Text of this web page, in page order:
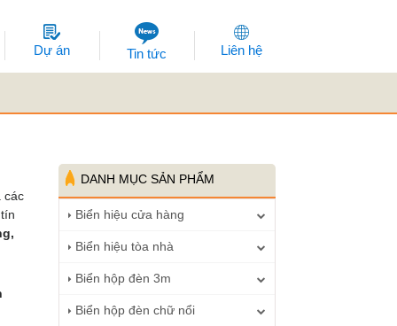
Dự án Tin tức Liên hệ
các
DANH MỤC SẢN PHẨM
Biển hiệu cửa hàng
Biển hiệu tòa nhà
Biển hộp đèn 3m
Biển hộp đèn chữ nổi